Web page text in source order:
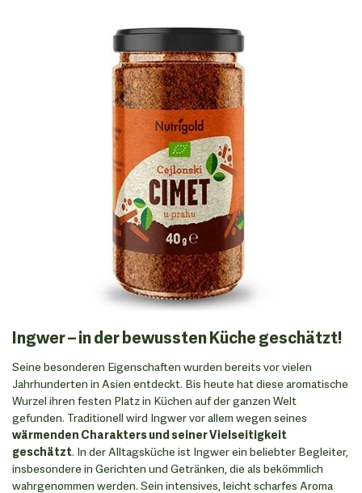
Ingwer – in der bewussten Küche geschätzt!
Seine besonderen Eigenschaften wurden bereits vor vielen
Jahrhunderten in Asien entdeckt. Bis heute hat diese aromatische
Wurzel ihren festen Platz in Küchen auf der ganzen Welt
gefunden. Traditionell wird Ingwer vor allem wegen seines
wärmenden Charakters und seiner Vielseitigkeit
geschätzt. In der Alltagsküche ist Ingwer ein beliebter Begleiter,
insbesondere in Gerichten und Getränken, die als bekömmlich
wahrgenommen werden. Sein intensives, leicht scharfes Aroma